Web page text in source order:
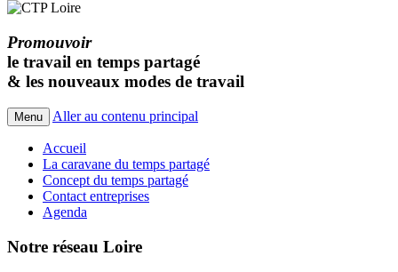
Promouvoir
le travail en temps partagé
& les nouveaux modes de travail
Menu Aller au contenu principal
Accueil
La caravane du temps partagé
Concept du temps partagé
Contact entreprises
Agenda
Notre réseau Loire